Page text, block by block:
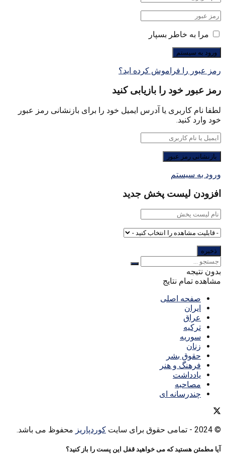
مرا به خاطر بسپار
رمز عبور را فراموش کرده اید؟
رمز عبور خود را بازیابی کنید
لطفا نام کاربری یا آدرس ایمیل خود را برای بازنشانی رمز عبور
خود وارد کنید.
ورود به سیستم
افزودن لیست پخش جدید
بدون نتیجه
مشاهده تمام نتایج
صفحه اصلی
ایران
عراق
ترکیه
سوریه
زنان
حقوق بشر
فرهنگ و هنر
یادداشت
مصاحبه
چندرسانه ای
© 2024 - تمامی حقوق برای سایت کوردپاریز محفوظ می باشد.
آیا مطمئن هستید که می خواهید قفل این پست را باز کنید؟